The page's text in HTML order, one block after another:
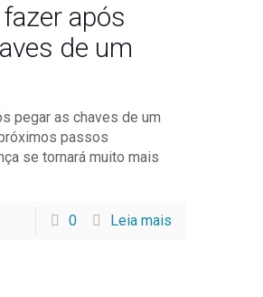
após
de um
pegar as chaves de um
passos
se tornará muito mais
0 Leia mais